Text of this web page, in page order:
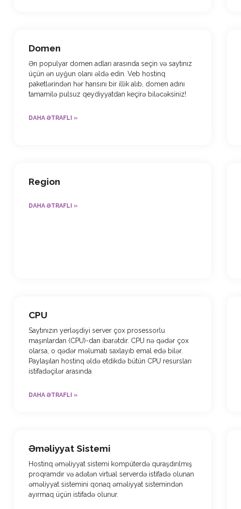
Domen
Ən populyar domen adları arasında seçin və saytınız
üçün ən uyğun olanı əldə edin. Veb hostinq
paketlərindən hər hansını bir illik alıb, domen adını
tamamilə pulsuz qeydiyyatdan keçirə biləcəksiniz!
DAHA ƏTRAFLI »
Region
DAHA ƏTRAFLI »
CPU
Saytınızın yerləşdiyi server çox prosessorlu
maşınlardan (CPU)-dan ibarətdir. CPU nə qədər çox
olarsa, o qədər məlumatı saxlayıb emal edə bilər.
Paylaşılan hostinq əldə etdikdə bütün CPU resursları
istifadəçilər arasında
DAHA ƏTRAFLI »
Əməliyyat Sistemi
Hostinq əməliyyat sistemi kompüterdə quraşdırılmış
proqramdır və adətən virtual serverdə istifadə olunan
əməliyyat sistemini qonaq əməliyyat sistemindən
ayırmaq üçün istifadə olunur.